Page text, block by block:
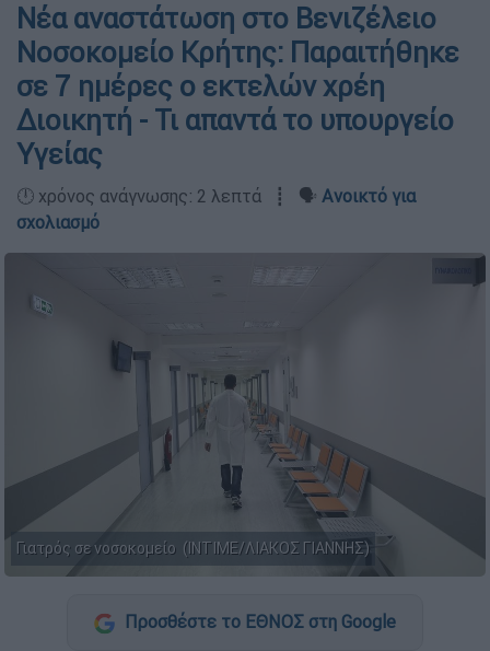
Νέα αναστάτωση στο Βενιζέλειο
Νοσοκομείο Κρήτης: Παραιτήθηκε
σε 7 ημέρες ο εκτελών χρέη
Διοικητή - Τι απαντά το υπουργείο
Υγείας
🕛 χρόνος ανάγνωσης: 2 λεπτά ┋ 🗣️ Ανοικτό για
σχολιασμό
Γιατρός σε νοσοκομείο (ΙΝΤΙΜΕ/ΛΙΑΚΟΣ ΓΙΑΝΝΗΣ)
Προσθέστε το ΕΘΝΟΣ στη Google